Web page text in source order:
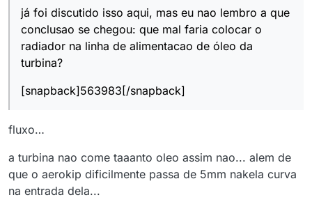
já foi discutido isso aqui, mas eu nao lembro a que
conclusao se chegou: que mal faria colocar o
radiador na linha de alimentacao de óleo da
turbina?
[snapback]563983[/snapback]
fluxo…
a turbina nao come taaanto oleo assim nao... alem de
que o aerokip dificilmente passa de 5mm nakela curva
na entrada dela...